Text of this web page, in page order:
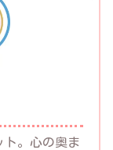
ト。心の奥ま